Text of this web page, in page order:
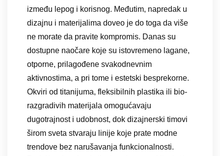
između lepog i korisnog. Međutim, napredak u
dizajnu i materijalima doveo je do toga da više
ne morate da pravite kompromis. Danas su
dostupne naočare koje su istovremeno lagane,
otporne, prilagođene svakodnevnim
aktivnostima, a pri tome i estetski besprekorne.
Okviri od titanijuma, fleksibilnih plastika ili bio-
razgradivih materijala omogućavaju
dugotrajnost i udobnost, dok dizajnerski timovi
širom sveta stvaraju linije koje prate modne
trendove bez narušavanja funkcionalnosti.